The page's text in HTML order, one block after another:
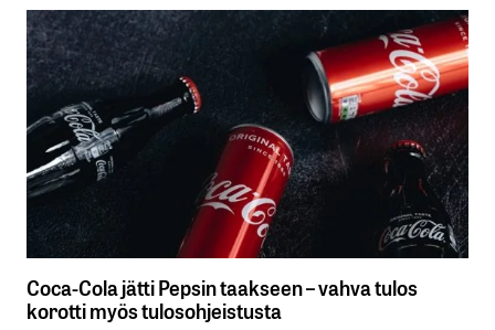
Coca-Cola jätti Pepsin taakseen – vahva tulos
korotti myös tulosohjeistusta